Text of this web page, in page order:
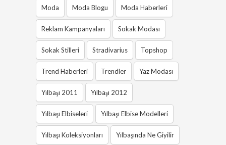
Moda Moda Blogu Moda Haberleri
Reklam Kampanyaları Sokak Modası
Sokak Stilleri Stradivarius Topshop
Trend Haberleri Trendler Yaz Modası
Yılbaşı 2011 Yılbaşı 2012
Yılbaşı Elbiseleri Yılbaşı Elbise Modelleri
Yılbaşı Koleksiyonları Yılbaşında Ne Giyilir